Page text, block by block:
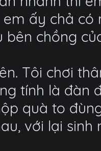
ấy chả
bên chồng
Tôi chơi
tính là đàn
quà to
với lại